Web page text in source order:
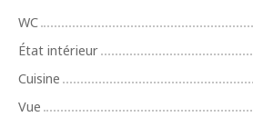
WC
État intérieur
Cuisine
Vue